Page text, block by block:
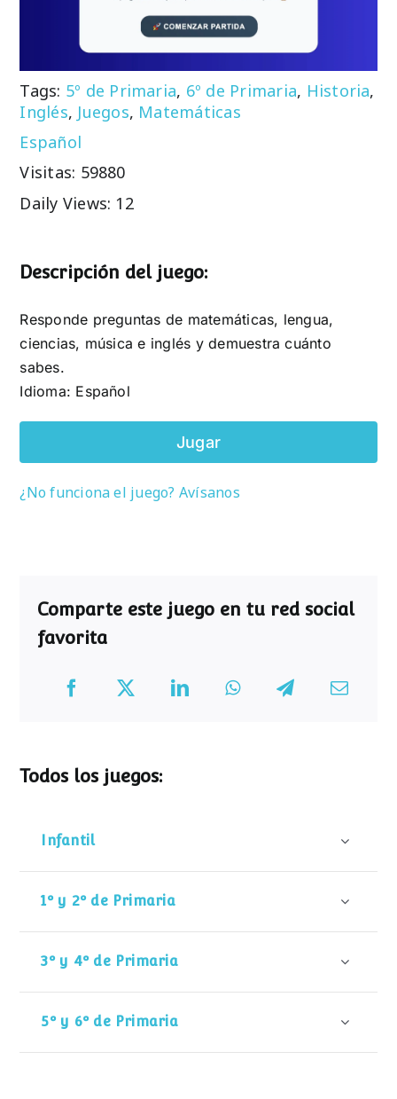
Tags: 5º de Primaria, 6º de Primaria, Historia,
Inglés, Juegos, Matemáticas
Español
Visitas: 59880
Daily Views: 12
Descripción del juego:
Responde preguntas de matemáticas, lengua,
ciencias, música e inglés y demuestra cuánto
sabes.
Idioma: Español
Jugar
¿No funciona el juego? Avísanos
Comparte este juego en tu red social
favorita
Todos los juegos:
Infantil
1º y 2º de Primaria
3º y 4º de Primaria
5º y 6º de Primaria